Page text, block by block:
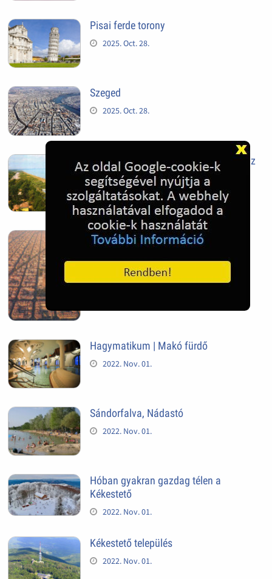
Pisai ferde torony
2025. Oct. 28.
Szeged
2025. Oct. 28.
Siófok, mielőtt beépült az Aranypart az
1970-es évek elején
2024. Nov. 17.
Barcelona, Spanyolország
Hagymatikum | Makó fürdő
2022. Nov. 01.
Sándorfalva, Nádastó
2022. Nov. 01.
Hóban gyakran gazdag télen a
Kékestető
2022. Nov. 01.
Kékestető település
2022. Nov. 01.